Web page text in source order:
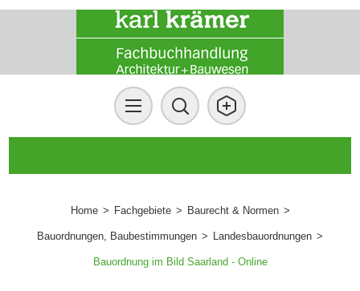
Home > Fachgebiete > Baurecht & Normen >
Bauordnungen, Baubestimmungen > Landesbauordnungen >
Bauordnung im Bild Saarland - Online